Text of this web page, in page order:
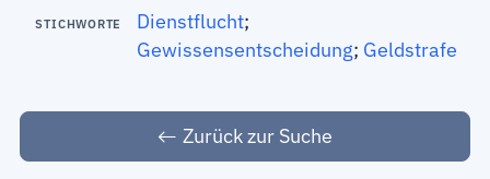
STICHWORTE Dienstflucht;
Gewissensentscheidung; Geldstrafe
Zurück zur Suche